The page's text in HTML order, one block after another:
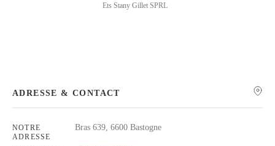
Rechercher
Ets Stany Gillet SPRL
ADRESSE & CONTACT
NOTRE
ADRESSE
Bras 639, 6600 Bastogne